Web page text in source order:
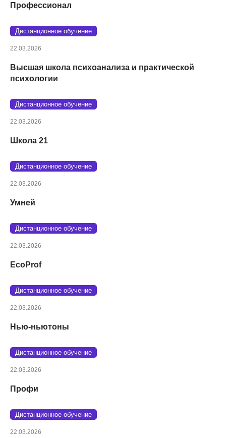
Профессионал
Дистанционное обучение
22.03.2026
Высшая школа психоанализа и практической
психологии
Дистанционное обучение
22.03.2026
Школа 21
Дистанционное обучение
22.03.2026
Умней
Дистанционное обучение
22.03.2026
EcoProf
Дистанционное обучение
22.03.2026
Нью-ньютоны
Дистанционное обучение
22.03.2026
Профи
Дистанционное обучение
22.03.2026